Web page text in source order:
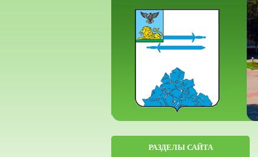
РАЗДЕЛЫ САЙТА